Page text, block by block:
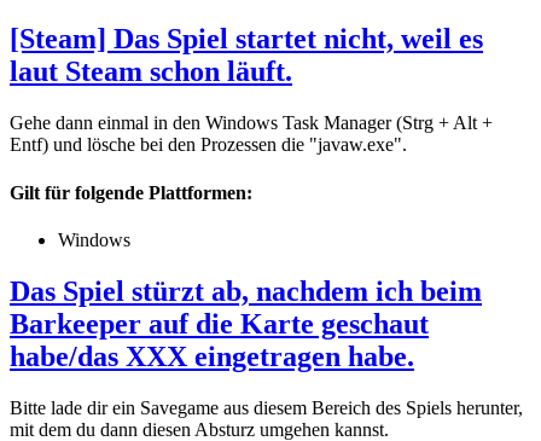
[Steam] Das Spiel startet nicht, weil es
laut Steam schon läuft.
Gehe dann einmal in den Windows Task Manager (Strg + Alt +
Entf) und lösche bei den Prozessen die "javaw.exe".
Gilt für folgende Plattformen:
Windows
Das Spiel stürzt ab, nachdem ich beim
Barkeeper auf die Karte geschaut
habe/das XXX eingetragen habe.
Bitte lade dir ein Savegame aus diesem Bereich des Spiels herunter,
mit dem du dann diesen Absturz umgehen kannst.